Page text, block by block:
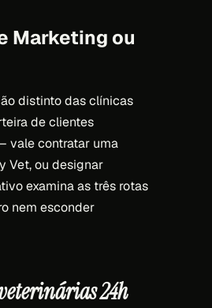
Marketing ou
distinto das clínicas
de clientes
vale contratar uma
Vet, ou designar
examina as três rotas
nem esconder
24h